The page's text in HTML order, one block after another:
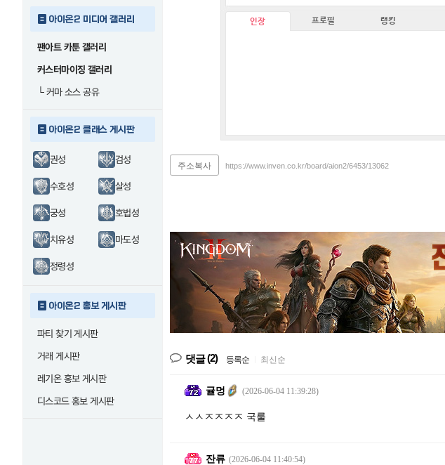
아이온2 미디어 갤러리
팬아트 카툰 갤러리
커스터마이징 갤러리
└커마 소스 공유
아이온2 클래스 게시판
권성 검성
수호성 살성
궁성 호법성
치유성 마도성
정령성
아이온2 홍보 게시판
파티 찾기 게시판
거래 게시판
레기온 홍보 게시판
디스코드 홍보 게시판
인장 프로필 랭킹
주소복사 https://www.inven.co.kr/board/aion2/6453/13062
댓글(2) 등록순 최신순
귤멍 (2026-06-04 11:39:28)
ㅅㅅㅈㅈㅈㅈ 국룰
잔류 (2026-06-04 11:40:54)